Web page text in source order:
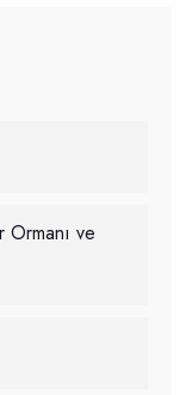
Ormanı ve